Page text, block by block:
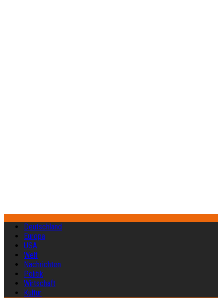
Deutschland
Europa
USA
Welt
Nachrichten
Politik
Wirtschaft
Kultur